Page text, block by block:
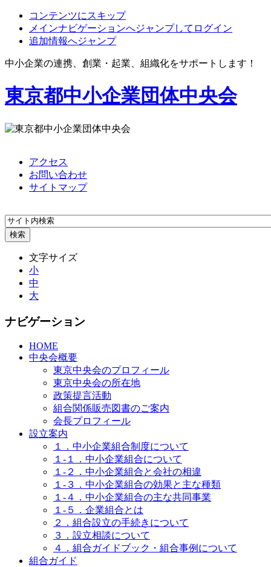
コンテンツにスキップ
メインナビゲーションへジャンプしてログイン
追加情報へジャンプ
中小企業の連携、創業・起業、組織化をサポートします！
東京都中小企業団体中央会
アクセス
お問い合わせ
サイトマップ
文字サイズ
小
中
大
ナビゲーション
HOME
中央会概要
東京中央会のプロフィール
東京中央会の所在地
政策提言活動
組合関係販売図書のご案内
会長プロフィール
設立案内
１．中小企業組合制度について
１-１．中小企業組合について
１-２．中小企業組合と会社の相違
１-３．中小企業組合の効果と主な種類
１-４．中小企業組合の主な共同事業
１-５．企業組合とは
２．組合設立の手続きについて
３．設立相談について
４．組合ガイドブック・組合事例について
組合ガイド